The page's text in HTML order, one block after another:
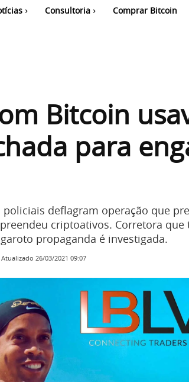
Consultoria Comprar Bitcoin
Bitcoin
para
deflagram operação que
criptoativos. Corretora que
propaganda é investigada.
Atualizado 26/03/2021 09:07